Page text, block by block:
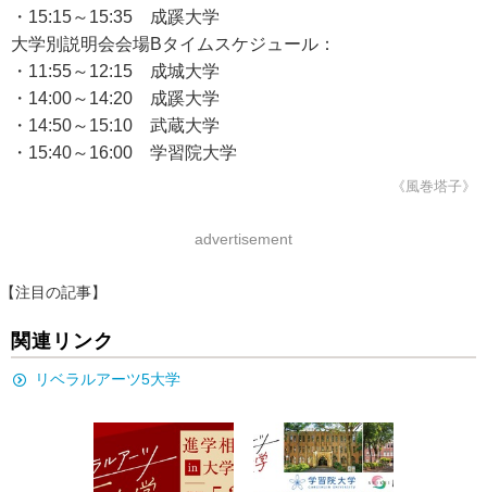
・15:15～15:35 成蹊大学
大学別説明会会場Bタイムスケジュール：
・11:55～12:15 成城大学
・14:00～14:20 成蹊大学
・14:50～15:10 武蔵大学
・15:40～16:00 学習院大学
《風巻塔子》
advertisement
【注目の記事】
関連リンク
リベラルアーツ5大学